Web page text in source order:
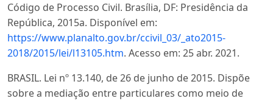
Código de Processo Civil. Brasília, DF: Presidência da
República, 2015a. Disponível em:
https://www.planalto.gov.br/ccivil_03/_ato2015-
2018/2015/lei/l13105.htm. Acesso em: 25 abr. 2021.
BRASIL. Lei nº 13.140, de 26 de junho de 2015. Dispõe
sobre a mediação entre particulares como meio de